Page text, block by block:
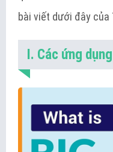
bài viết dưới đây của
I. Các ứng